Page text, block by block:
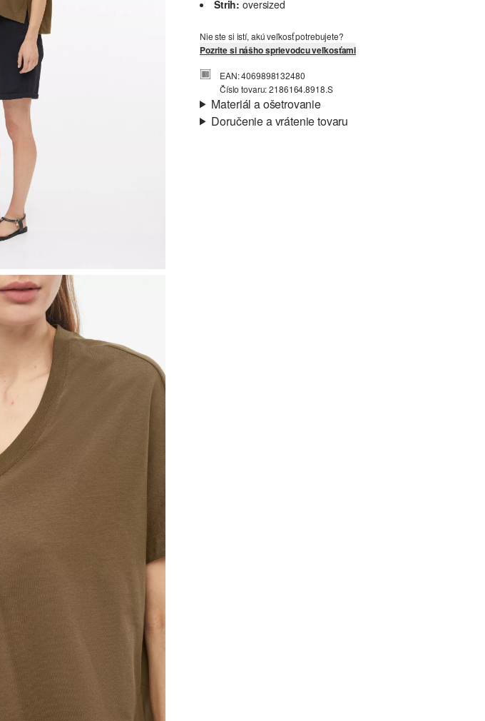
Strih: oversized
Nie ste si istí, akú veľkosť potrebujete?
Pozrite si nášho sprievodcu veľkosťami
EAN: 4069898132480
Číslo tovaru: 2186164.8918.S
Materiál a ošetrovanie
Doručenie a vrátenie tovaru